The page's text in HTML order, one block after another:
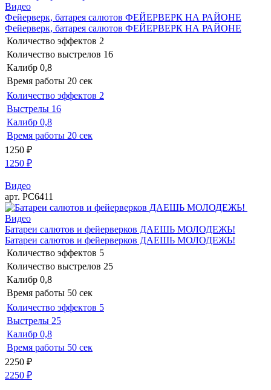
Видео
Фейерверк, батарея салютов ФЕЙЕРВЕРК НА РАЙОНЕ
Фейерверк, батарея салютов ФЕЙЕРВЕРК НА РАЙОНЕ
Количество эффектов 2
Количество выстрелов 16
Калибр 0,8
Время работы 20 сек
Количество эффектов 2
Выстрелы 16
Калибр 0,8
Время работы 20 сек
1250 ₽
1250 ₽
Видео
арт. РС6411
Видео
Батареи салютов и фейерверков ДАЕШЬ МОЛОДЕЖЬ!
Батареи салютов и фейерверков ДАЕШЬ МОЛОДЕЖЬ!
Количество эффектов 5
Количество выстрелов 25
Калибр 0,8
Время работы 50 сек
Количество эффектов 5
Выстрелы 25
Калибр 0,8
Время работы 50 сек
2250 ₽
2250 ₽